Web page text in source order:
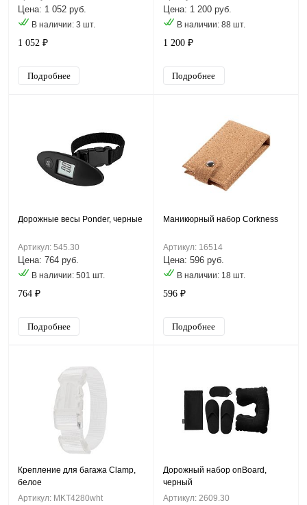
Цена: 1 052 руб.
В наличии: 3 шт.
1 052 ₽
Подробнее
Цена: 1 200 руб.
В наличии: 88 шт.
1 200 ₽
Подробнее
Дорожные весы Ponder, черные
Артикул: 545.30
Цена: 764 руб.
В наличии: 501 шт.
764 ₽
Подробнее
Маникюрный набор Corkness
Артикул: 16514
Цена: 596 руб.
В наличии: 18 шт.
596 ₽
Подробнее
Крепление для багажа Clamp,
белое
Артикул: MKT4280wht
Дорожный набор onBoard,
черный
Артикул: 2609.30